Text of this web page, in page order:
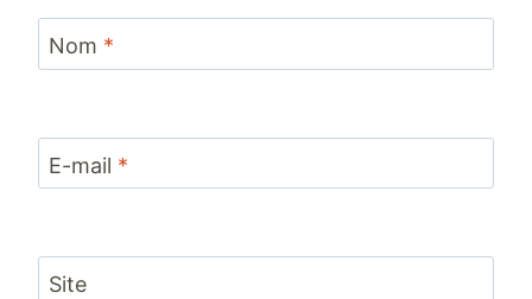
Nom *
E-mail *
Site